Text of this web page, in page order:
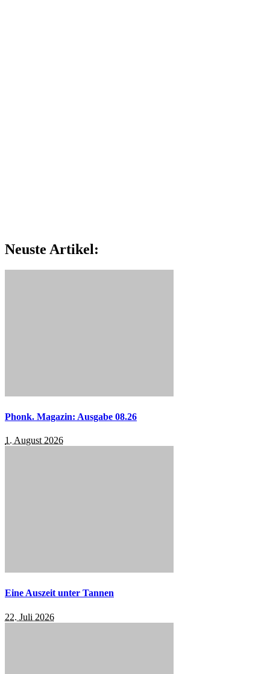
Neuste Artikel:
Phonk. Magazin: Ausgabe 08.26
1. August 2026
Eine Auszeit unter Tannen
22. Juli 2026